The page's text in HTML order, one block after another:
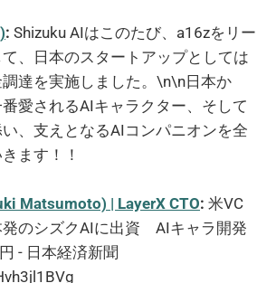
: Shizuku AIはこのたび、a16zをリー
て、日本のスタートアップとしては
達を実施しました。\n\n日本か
愛されるAIキャラクター、そして
、支えとなるAIコンパニオンを全
ます！！
Matsumoto) | LayerX CTO: 米VC
発のシズクAIに出資 AIキャラ開発
- 日本経済新聞